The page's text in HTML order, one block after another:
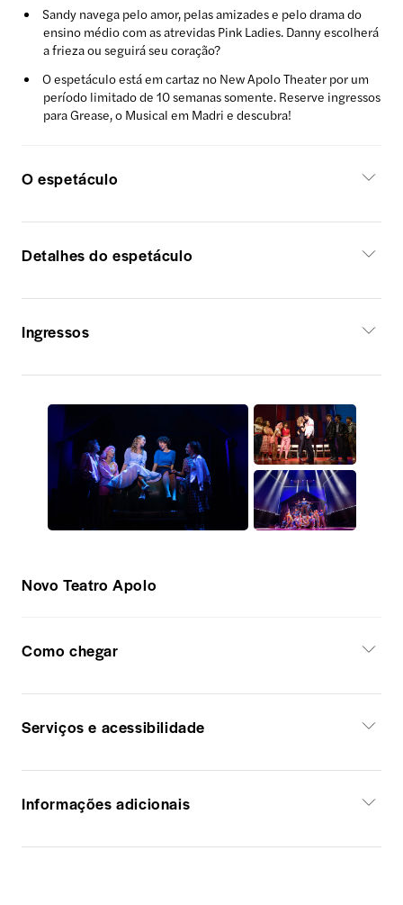
Sandy navega pelo amor, pelas amizades e pelo drama do
ensino médio com as atrevidas Pink Ladies. Danny escolherá
a frieza ou seguirá seu coração?
O espetáculo está em cartaz no New Apolo Theater por um
período limitado de 10 semanas somente. Reserve ingressos
para Grease, o Musical em Madri e descubra!
O espetáculo
Detalhes do espetáculo
Ingressos
Novo Teatro Apolo
Como chegar
Serviços e acessibilidade
Informações adicionais